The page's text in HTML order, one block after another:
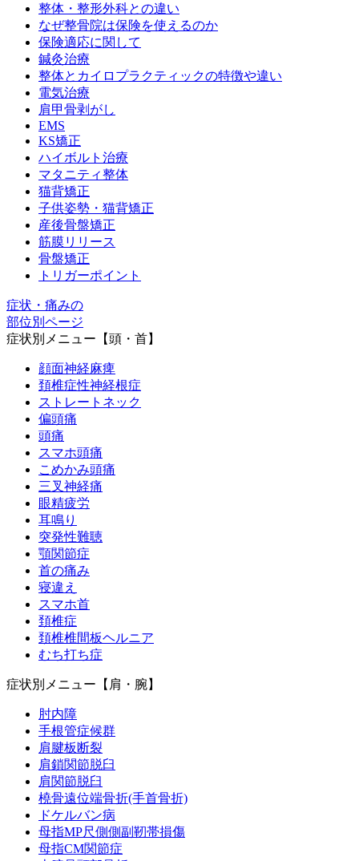
整体・整形外科との違い
なぜ整骨院は保険を使えるのか
保険適応に関して
鍼灸治療
整体とカイロプラクティックの特徴や違い
電気治療
肩甲骨剥がし
EMS
KS矯正
ハイボルト治療
マタニティ整体
猫背矯正
子供姿勢・猫背矯正
産後骨盤矯正
筋膜リリース
骨盤矯正
トリガーポイント
症状・痛みの
部位別ページ
症状別メニュー【頭・首】
顔面神経麻痺
頚椎症性神経根症
ストレートネック
偏頭痛
頭痛
スマホ頭痛
こめかみ頭痛
三叉神経痛
眼精疲労
耳鳴り
突発性難聴
顎関節症
首の痛み
寝違え
スマホ首
頚椎症
頚椎椎間板ヘルニア
むち打ち症
症状別メニュー【肩・腕】
肘内障
手根管症候群
肩腱板断裂
肩鎖関節脱臼
肩関節脱臼
橈骨遠位端骨折(手首骨折)
ドケルバン病
母指MP尺側側副靭帯損傷
母指CM関節症